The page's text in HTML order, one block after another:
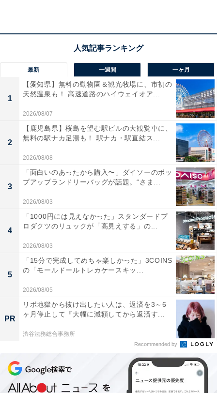
散策を楽しめそうです。観光客だけでなく地元の人
も多く利用するエリアと聞き、安心して歩ける印象
があります」(40代男性／北海道)
「コナンの映画を見て行ってみたくなったから」
(20代男性／福岡県)
「以前五稜郭周辺で食べた塩ラーメンがとても美味
しかったのでまた行きたい。あと電車が好きなの
で、路面電車のある風景を楽しめるのも良い」(30
代女性／東京都)
最新 一週間 一ヶ月
1
【愛知県】無料の動物園＆観光牧場に、市初の
天然温泉も！ 高速道路のハイウェイオア...
2026/08/07
2
【鹿児島県】桜島を望む駅ビルの大観覧車に、
無料の駅ナカ足湯も！ 駅ナカ・駅直結ス...
2026/08/08
3
「面白いのあったから購入〜」ダイソーのポッ
プアップランドリーバッグが話題。“さま...
2026/08/03
4
「1000円には見えなかった」スタンダードプ
ロダクツのリュックが「高見えする」の...
2026/08/03
5
「15分で完成してめちゃ楽しかった」3COINS
の「モールドールトレカケースキッ...
2026/08/05
PR
リボ地獄から抜け出したい人は、返済を3～6
ヶ月停止して『大幅に減額してから返済す...
渋谷法務総合事務所
Recommended by